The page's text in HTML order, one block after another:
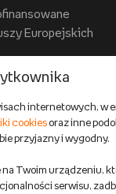
zakupy w
zniżkowych.
Europejskich
internetowych, w
cookiesoraz inne
przyjazny i wygodny.
Twoim urządzeniu,
serwisu,